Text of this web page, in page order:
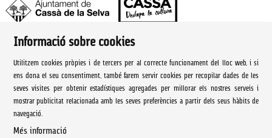
Ajuntament de Cassà de la Selva | Àrea de cultura
Rambla Onze de Setembre, 107
Cassà de la Selva Tel. 972 460 005
culturacassa@cassa.cat
Informació sobre cookies
Utilitzem cookies pròpies i de tercers per al correcte funcionament del lloc web, i si
ens dona el seu consentiment, també farem servir cookies per recopilar dades de les
seves visites per obtenir estadístiques agregades per millorar els nostres serveis i
mostrar publicitat relacionada amb les seves preferències a partir dels seus hàbits de
navegació.
Més informació